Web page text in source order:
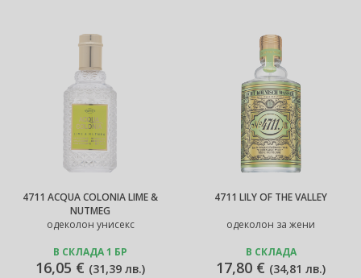
4711 ACQUA COLONIA LIME &
NUTMEG
одеколон унисекс
В СКЛАДА 1 БР
16,05 € (31,39 лв.)
4711 LILY OF THE VALLEY
одеколон за жени
В СКЛАДА
17,80 € (34,81 лв.)